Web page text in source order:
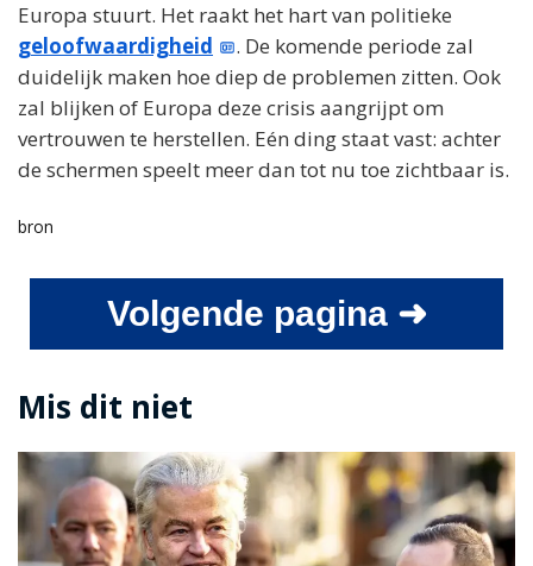
Europa stuurt. Het raakt het hart van politieke
geloofwaardigheid
. De komende periode zal
duidelijk maken hoe diep de problemen zitten. Ook
zal blijken of Europa deze crisis aangrijpt om
vertrouwen te herstellen. Eén ding staat vast: achter
de schermen speelt meer dan tot nu toe zichtbaar is.
bron
Volgende pagina ➜
Mis dit niet